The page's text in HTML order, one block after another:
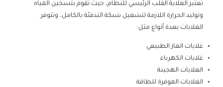
تُعتبر الغلاية القلب الرئيسي للنظام، حيث تقوم بتسخين المياه
وتوليد الحرارة اللازمة لتشغيل شبكة التدفئة بالكامل، وتتوفر
الغلايات بعدة أنواع مثل:
غلايات الغاز الطبيعي
غلايات الكهرباء
الغلايات الهجينة
الغلايات الموفرة للطاقة